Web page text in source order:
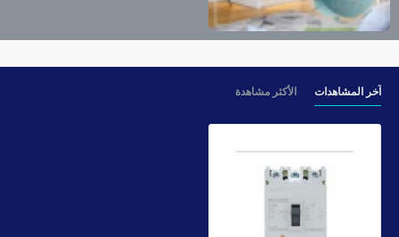
آخر المشاهدات الأكثر مشاهدة